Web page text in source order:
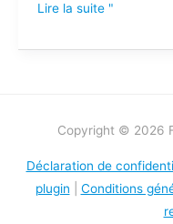
Lire la suite "
Copyright © 2026
Déclaration de
plugin
Conditions